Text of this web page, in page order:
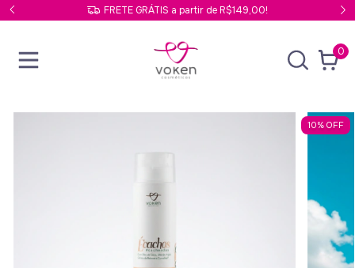
FRETE GRÁTIS a partir de R$149,00!
0
10% OFF